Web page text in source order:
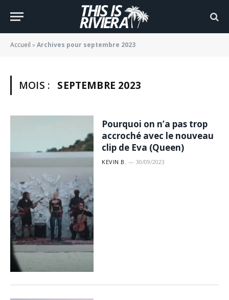
Accueil »Archives pour septembre 2023
MOIS : SEPTEMBRE 2023
Pourquoi on n’a pas trop
accroché avec le nouveau
clip de Eva (Queen)
KEVIN B. 30/09/2023